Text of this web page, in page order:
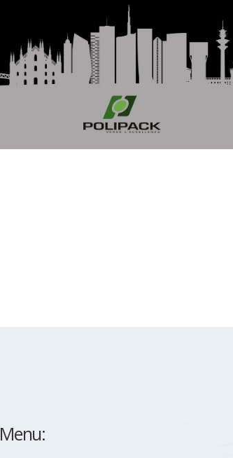
Menu: